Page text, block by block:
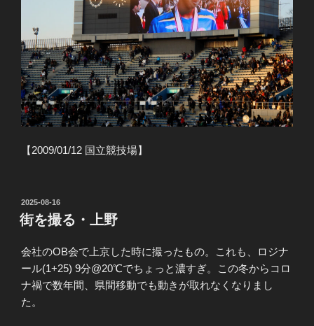
【2009/01/12 国立競技場】
投
稿
日:
2025-08-16
街を撮る・上野
会社のOB会で上京した時に撮ったもの。これも、ロジナ
ール(1+25) 9分@20℃でちょっと濃すぎ。この冬からコロ
ナ禍で数年間、県間移動でも動きが取れなくなりまし
た。